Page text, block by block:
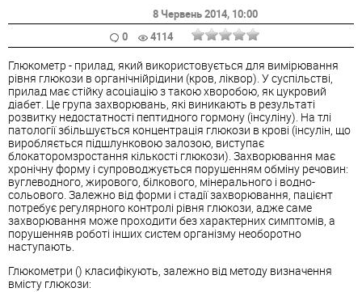
8 Червень 2014, 10:00
0
4114
Глюкометр - прилад, який використовується для вимірювання
рівня глюкози в органічнійрідини (кров, ліквор). У суспільстві,
прилад має стійку асоціацію з такою хворобою, як цукровий
діабет. Це група захворювань, які виникають в результаті
розвитку недостатності пептидного гормону (інсуліну). На тлі
патології збільшується концентрація глюкози в крові (інсулін, що
виробляється підшлунковою залозою, виступає
блокаторомзростання кількості глюкози). Захворювання має
хронічну форму і супроводжується порушенням обміну речовин:
вуглеводного, жирового, білкового, мінерального і водно-
сольового. Залежно від форми і стадії захворювання, пацієнт
потребує регулярного контролі рівня глюкози, адже саме
захворювання може проходити без характерних симптомів, а
порушенняв роботі інших систем організму необоротно
наступають.
Глюкометри () класифікують, залежно від методу визначення
вмісту глюкози: